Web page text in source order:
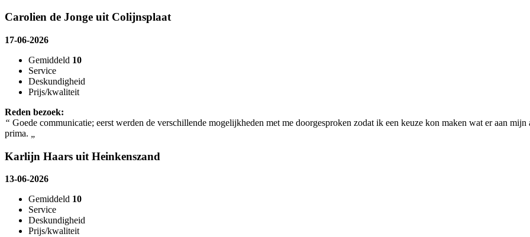
Carolien de Jonge uit Colijnsplaat
17-06-2026
Gemiddeld 10
Service
Deskundigheid
Prijs/kwaliteit
Reden bezoek:
“ Goede communicatie; eerst werden de verschillende mogelijkheden met me doorgesproken zodat ik een keuze kon maken wat er aan
prima.
Karlijn Haars uit Heinkenszand
13-06-2026
Gemiddeld 10
Service
Deskundigheid
Prijs/kwaliteit